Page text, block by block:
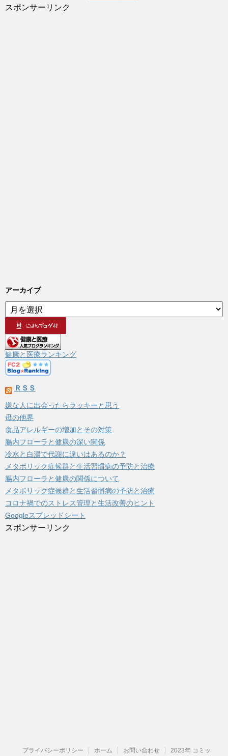
スポンサーリンク
アーカイブ
ア
ー
イ
ブ
健康と医療ランキング
ＲＳＳ
嫌な人に出会ったらラッキーと思う
母の他界
食品アレルギーの増加とその対策
腸内フローラと健康の深い関係
冷水と白湯で代謝に違いはあるのか？
メタボリック症候群と生活習慣病の予防と治療
腸内フローラと健康の関係について
メタボリック症候群と生活習慣病の予防と治療
コロナ禍でのストレス管理と生活改善のヒント
Googleスプレッドシート
スポンサーリンク
プライバシーポリシー ホーム お問い合わせ 2023年 コミッ